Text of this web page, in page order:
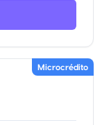
Microcrédito